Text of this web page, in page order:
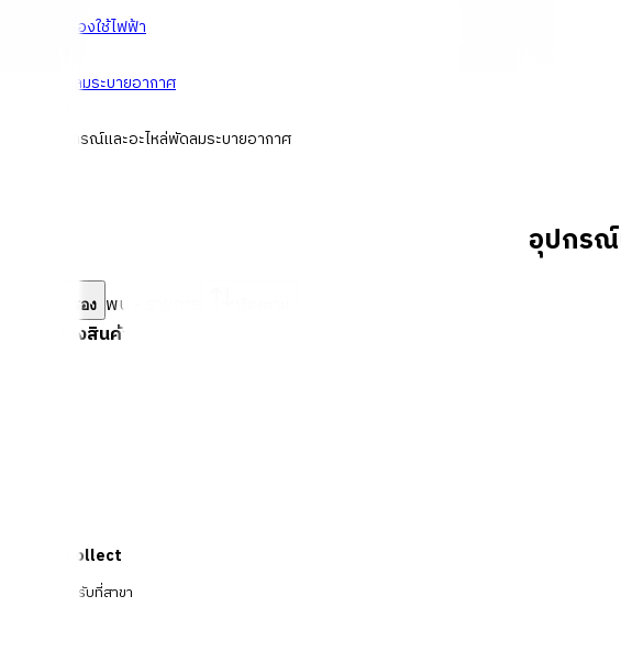
เครื่องใช้ไฟฟ้า
พัดลมระบายอากาศ
อุปกรณ์และอะไหล่พัดลมระบายอากาศ
อุปกรณ์
ตัวกรอง พบ
ตัวกรองสินค้า
Click & Collect
สั่งออนไลน์ รับที่สาขา